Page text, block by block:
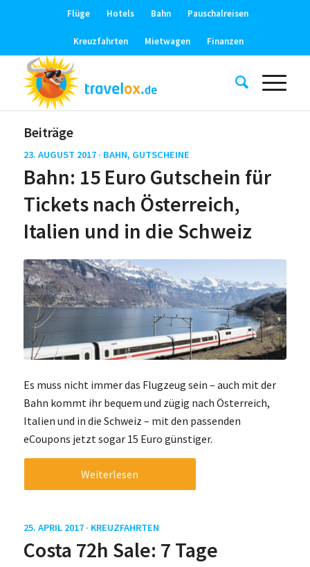
Flüge Hotels Bahn Pauschalreisen
Kreuzfahrten Mietwagen Finanzen
Beiträge
23. AUGUST 2017 · BAHN, GUTSCHEINE
Bahn: 15 Euro Gutschein für
Tickets nach Österreich,
Italien und in die Schweiz
Es muss nicht immer das Flugzeug sein – auch mit der
Bahn kommt ihr bequem und zügig nach Österreich,
Italien und in die Schweiz – mit den passenden
eCoupons jetzt sogar 15 Euro günstiger.
Weiterlesen
25. APRIL 2017 · KREUZFAHRTEN
Costa 72h Sale: 7 Tage